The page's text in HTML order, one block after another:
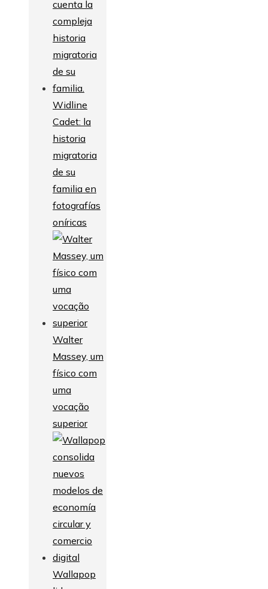
Widline
Cadet: la
historia
migratoria
de su
familia en
fotografías
oníricas
Walter
Massey, um
físico com
uma
vocação
superior
Wallapop